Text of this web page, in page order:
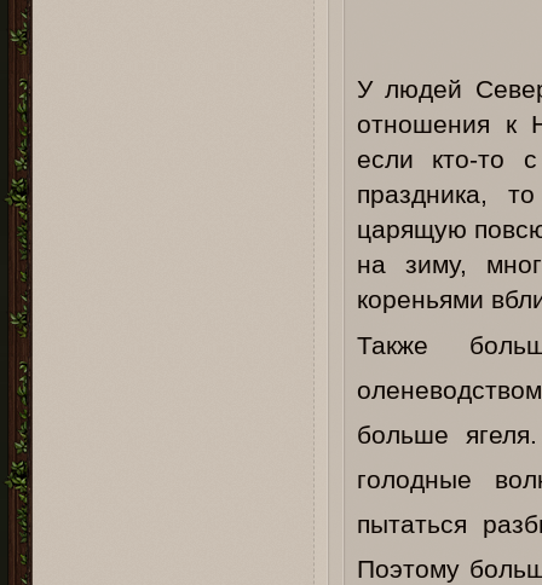
У людей
отношения к
если кто-то
праздника,
царящую
на зиму,
кореньями
Также
больше
голодные
пытаться
Поэтому